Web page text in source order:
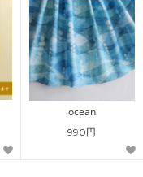
ocean
990円